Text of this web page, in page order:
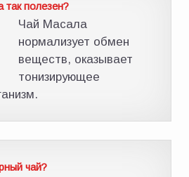
так полезен?
Чай Масала
нормализует обмен
веществ, оказывает
тонизирующее
чай?